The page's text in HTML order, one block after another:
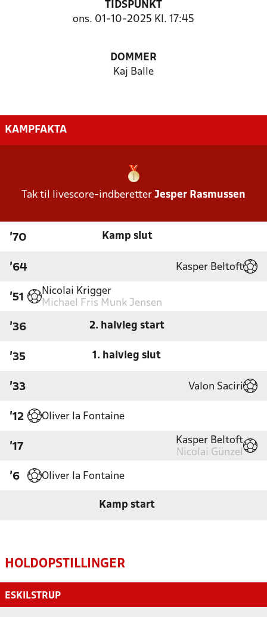
TIDSPUNKT
ons. 01-10-2025 Kl. 17:45
DOMMER
Kaj Balle
KAMPFAKTA
Tak til livescore-indberetter Jesper Rasmussen
'70 Kamp slut
'64 Kasper Beltoft
'51
Nicolai Krigger
Michael Fris Munk Jensen
'36 2. halvleg start
'35 1. halvleg slut
'33 Valon Saciri
'12 Oliver la Fontaine
'17
Kasper Beltoft
Nicolai Günzel
'6 Oliver la Fontaine
Kamp start
HOLDOPSTILLINGER
ESKILSTRUP